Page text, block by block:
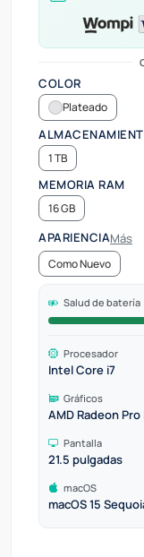
COLOR
Plateado
1 TB
MEMORIA RAM
16 GB
APARIENCIAMás
Como Nuevo
Salud de batería
Procesador
Intel Core i7
Gráficos
AMD Radeon Pro
Pantalla
21.5 pulgadas
macOS
macOS 15